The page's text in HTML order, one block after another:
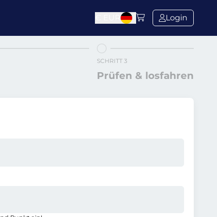
Login
SCHRITT 3
Prüfen & losfahren